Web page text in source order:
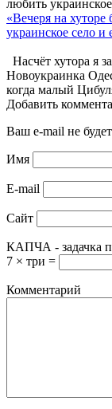
«Вечеря на
украинское село
Насчёт хутора я
Новоукраинка
когда малый
Добавить
Ваш e-mail не
Имя
E-mail
Сайт
КАПЧА - задачка
7 × три =
Комментарий